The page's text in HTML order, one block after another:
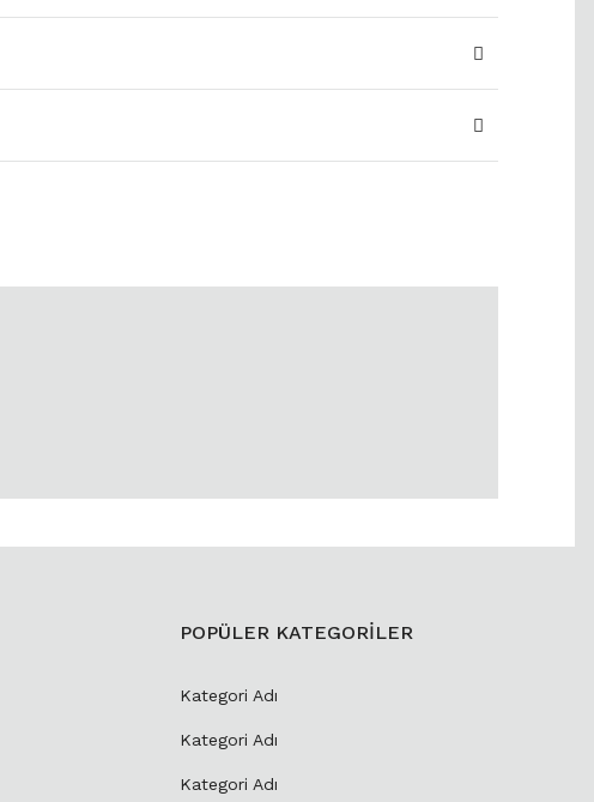
POPÜLER KATEGORİLER
Kategori Adı
Kategori Adı
Kategori Adı